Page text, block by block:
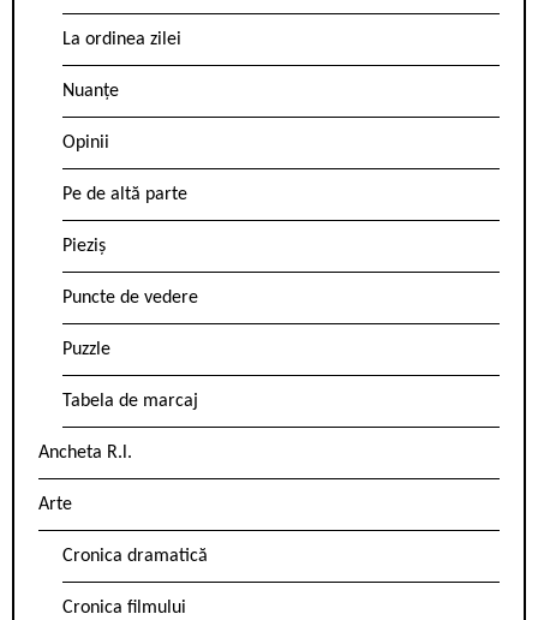
La ordinea zilei
Nuanțe
Opinii
Pe de altă parte
Pieziș
Puncte de vedere
Puzzle
Tabela de marcaj
Ancheta R.l.
Arte
Cronica dramatică
Cronica filmului